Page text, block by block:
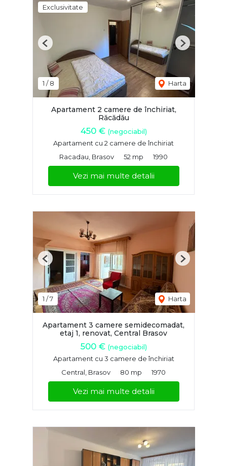
Exclusivitate
1 /8 Harta
Previous Next
Apartament 2 camere de închiriat,
Răcădău
450 € (negociabil)
Apartament cu 2 camere de închiriat
Racadau, Brasov
52 mp 1990
Vezi mai multe detalii
1 /7 Harta
Previous Next
Apartament 3 camere semidecomadat,
etaj 1, renovat, Central Brasov
500 € (negociabil)
Apartament cu 3 camere de închiriat
Central, Brasov
80 mp 1970
Vezi mai multe detalii